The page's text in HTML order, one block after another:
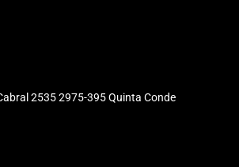
2535 2975-395 Quinta Conde